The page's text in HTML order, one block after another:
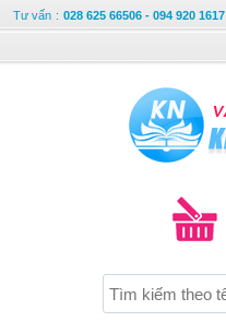
Tư vấn : 028 625 66506 - 094 920 1617